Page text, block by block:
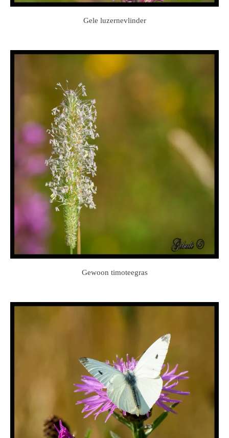
Gele luzernevlinder
Gewoon timoteegras